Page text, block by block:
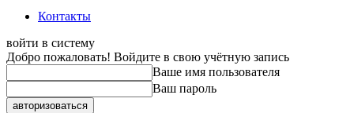
Контакты
войти в систему
Добро пожаловать! Войдите в свою учётную запись
Ваше имя пользователя
Ваш пароль